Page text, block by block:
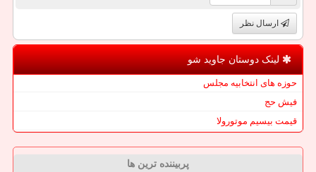
ارسال نظر
لینک دوستان جاوید شو
حوزه های انتخابیه مجلس
فیش حج
قیمت بیسیم موتورولا
پربیننده ترین ها